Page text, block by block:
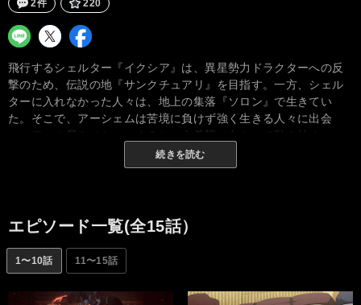
2件
220
飛行するシェルター『イクシア』は、異星勢力ドラクターへの反
撃のため、伝説の地『サンクチュアリ』を目指す。一方、シェル
ターに入れなかった人々は、地上の集落『ソロン』で生きてい
た。そこで、アーシェムは苦境に負けず強く生きる人々に出会
い、二つの星をひとつにするという希望に向かって動き始め
る…。地球人と異星人、ひとりひとりの想いが交錯し、新たな出
会いと別れを経て、この世界の全貌が明らかになっていく。ドラ
前に、ローグもまた進化を遂げる。
続きを読む
エピソード一覧(全15話）
1〜10話 11〜15話